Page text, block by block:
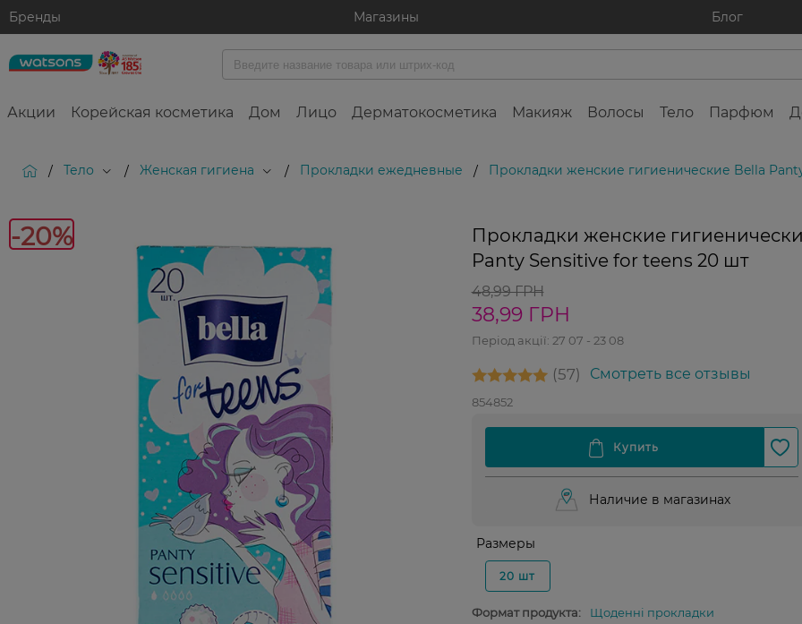
Бренды Магазины Блог
Акции Корейская косметика Дом Лицо Дерматокосметика Макияж Волосы Тело Парфюм
/ Тело / Женская гигиена / Прокладки ежедневные / Прокладки женские гигиенические Bella
-20%
Прокладки женские
Panty Sensitive for teens 20 шт
48,99 ГРН
38,99 ГРН
Період акції: 27 07 - 23 08
57 Смотреть все отзывы
854852
Наличие в магазинах
Размеры
20 шт
Формат продукта:
Щоденні прокладки